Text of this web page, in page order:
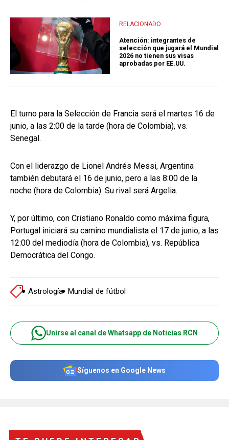
RELACIONADO
Atención: integrantes de
selección que jugará el Mundial
2026 no tienen sus visas
aprobadas por EE.UU.
El turno para la Selección de Francia será el martes 16 de
junio, a las 2:00 de la tarde (hora de Colombia), vs.
Senegal.
Con el liderazgo de Lionel Andrés Messi, Argentina
también debutará el 16 de junio, pero a las 8:00 de la
noche (hora de Colombia). Su rival será Argelia.
Y, por último, con Cristiano Ronaldo como máxima figura,
Portugal iniciará su camino mundialista el 17 de junio, a las
12:00 del mediodía (hora de Colombia), vs. República
Democrática del Congo.
Astrología Mundial de fútbol
Unirse al canal de Whatsapp de Noticias RCN
Síguenos en Google News